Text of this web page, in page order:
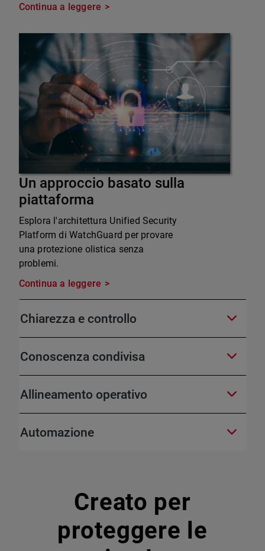
Continua a leggere
Un approccio basato sulla
piattaforma
Esplora l'architettura Unified Security
Platform di WatchGuard per provare
una protezione olistica senza
problemi.
Continua a leggere
Chiarezza e controllo
Conoscenza condivisa
Allineamento operativo
Automazione
Creato per
proteggere le